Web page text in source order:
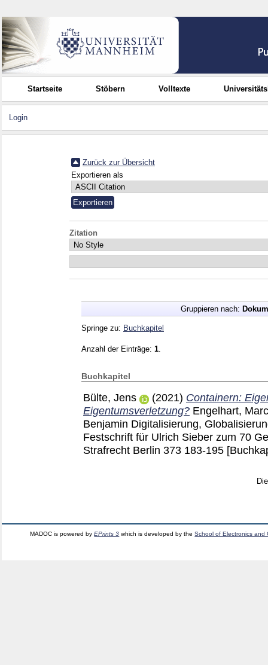
Startseite Stöbern Volltexte
Login
Zurück zur Übersicht
Exportieren als
Zitation
Gruppieren nach:
Springe zu: Buchkapitel
Anzahl der Einträge: 1
Buchkapitel
Bülte, Jens (2021) Containern:
Eigentumsverletzung? Engelhart, Marc
Benjamin Digitalisierung,
Festschrift für Ulrich Sieber zum 70
Strafrecht Berlin 373 183-195
MADOC is powered byEPrints 3 which is developed by theSchool of Electronics and